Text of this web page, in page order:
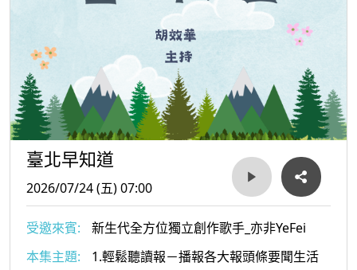
臺北早知道
2026/07/24 (五) 07:00
受邀來賓:
新生代全方位獨立創作歌手_亦非YeFei
本集主題:
1.輕鬆聽讀報－播報各大報頭條要聞生活